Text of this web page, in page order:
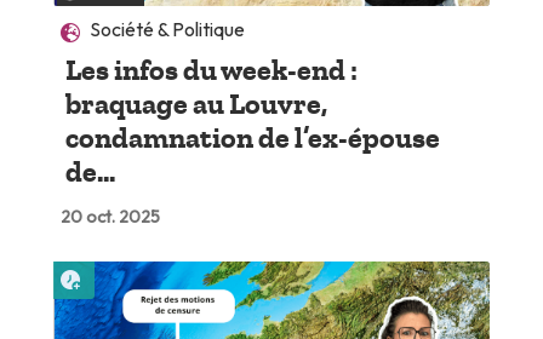
Société & Politique
Les infos du week-end :
braquage au Louvre,
condamnation de l’ex-épouse
de...
20 oct. 2025
Lire plus tard